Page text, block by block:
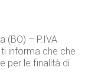
(BO) – P.IVA
informa che che
per le finalità di